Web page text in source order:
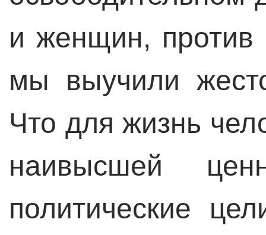
и женщин, против
мы выучили
Что для жизнь
наивысшей
политические